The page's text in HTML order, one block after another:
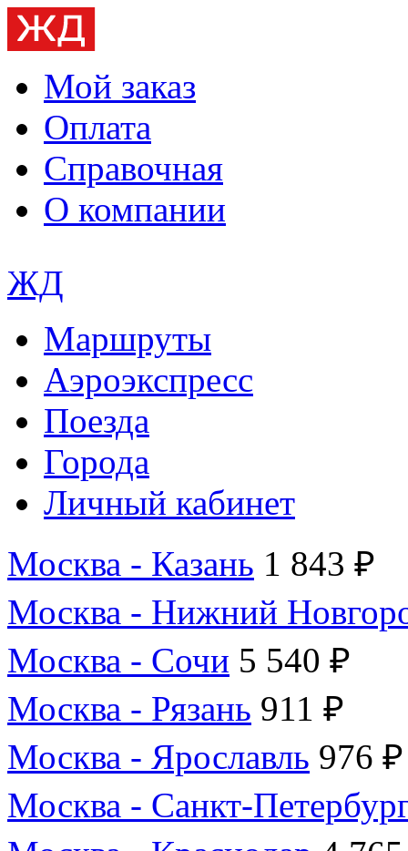
Мой заказ
Оплата
Справочная
О компании
ЖД
Маршруты
Аэроэкспресс
Поезда
Города
Личный кабинет
Москва - Казань 1 843 ₽
Москва - Нижний
Москва - Сочи 5 540 ₽
Москва - Рязань 911 ₽
Москва - Ярославль 976 ₽
Москва - Санкт-